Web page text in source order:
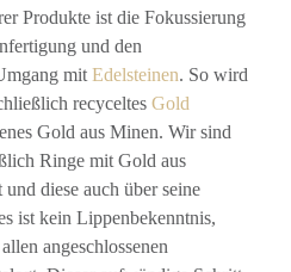
Produkte ist die Fokussierung
und den
mit Edelsteinen. So wird
recyceltes Gold
Gold aus Minen. Wir sind
Ringe mit Gold aus
diese auch über seine
ist kein Lippenbekenntnis,
angeschlossenen